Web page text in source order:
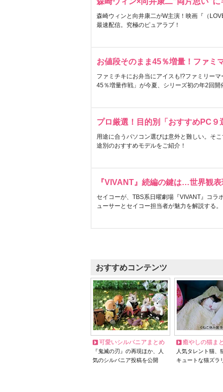
森崎ウィンと向井康二がW主演！映画『（
最速配信。究極のピュアラブ！
お値段そのまま45％増量！ファミ
ファミチキにお弁当にアイスも!?ファミリー
45％増量作戦」が今夏、シリーズ初の年2回開
プロ厳選！目的別「おすすめPC９
用途に合うパソコン選びは意外と難しい。そ
途別のおすすめモデルをご紹介！
『VIVANT』続編の鍵は…世界観
セイコーが、TBS系日曜劇場『VIVANT』コラ
ューサーとセイコー担当者が魅力を解説する。
おすすめコンテンツ
可愛いシルバニアまとめ
『鬼滅の刃』の再現ほか、人
気のシルバニア投稿を公開
癒やしの猫ま
人気タレント猫
キュートな猫ズラ